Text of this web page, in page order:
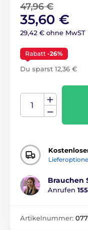
47,96 €
35,60 €
29,42 € ohne MwST
Rabatt -26%
Du sparst 12,36 €
Brauchen
Anrufen
Artikelnummer: